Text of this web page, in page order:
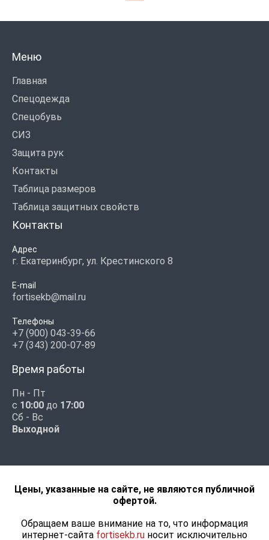
Меню
Главная
Спецодежда
Спецобувь
СИЗ
Защита рук
Контакты
Таблица размеров
Таблица защитных свойств
Контакты
Адрес
г. Екатеринбург, ул. Крестинского 8
E-mail
fortisekb@mail.ru
Телефоны
+7 (900) 043-39-66
+7 (343) 200-07-89
Время работы
Пн - Пт
с 10:00 до 17:00
Сб - Вс
Выходной
Цены, указанные на сайте, не являются публичной
офертой.
Обращаем ваше внимание на то, что информация
интернет-сайта fortisekb.ru носит исключительно